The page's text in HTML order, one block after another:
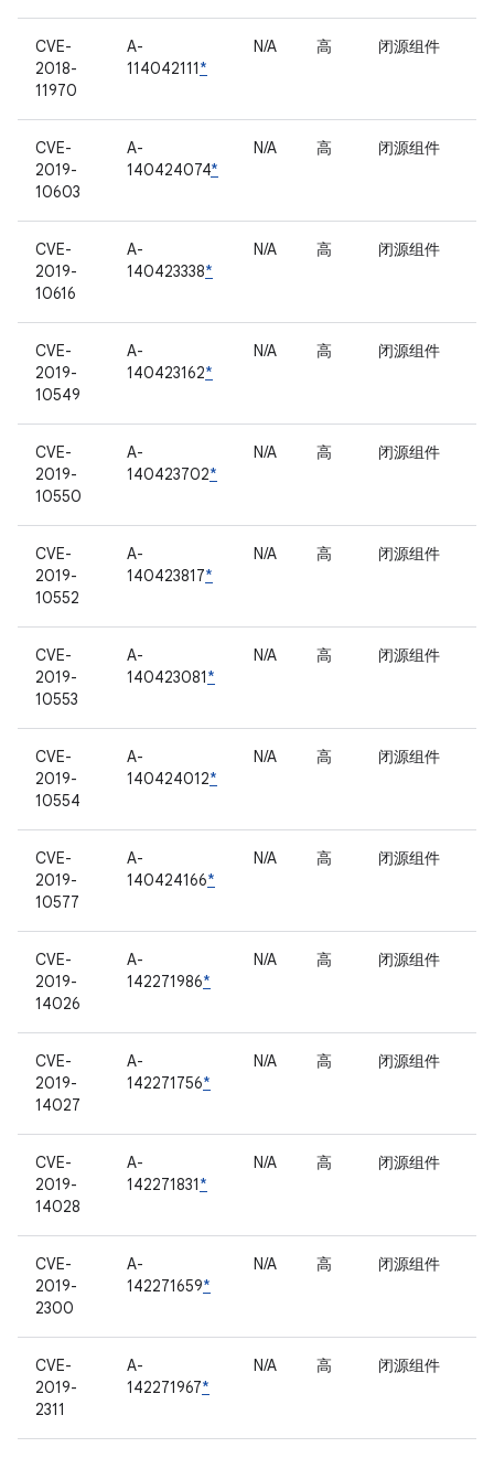
CVE-
2018-
11970
A-
114042111*
N/A 高 闭源组件
CVE-
2019-
10603
A-
140424074*
N/A 高 闭源组件
CVE-
2019-
10616
A-
140423338*
N/A 高 闭源组件
CVE-
2019-
10549
A-
140423162*
N/A 高 闭源组件
CVE-
2019-
10550
A-
140423702*
N/A 高 闭源组件
CVE-
2019-
10552
A-
140423817*
N/A 高 闭源组件
CVE-
2019-
10553
A-
140423081*
N/A 高 闭源组件
CVE-
2019-
10554
A-
140424012*
N/A 高 闭源组件
CVE-
2019-
10577
A-
140424166*
N/A 高 闭源组件
CVE-
2019-
14026
A-
142271986*
N/A 高 闭源组件
CVE-
2019-
14027
A-
142271756*
N/A 高 闭源组件
CVE-
2019-
14028
A-
142271831*
N/A 高 闭源组件
CVE-
2019-
2300
A-
142271659*
N/A 高 闭源组件
CVE-
2019-
2311
A-
142271967*
N/A 高 闭源组件